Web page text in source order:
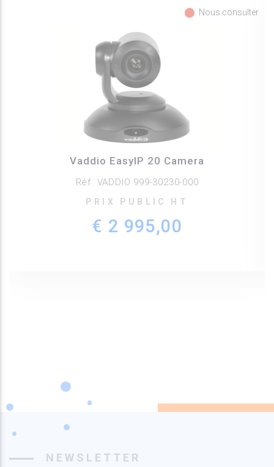
fiber_manual_record Nous consulter
Vaddio EasyIP 20 Camera
Réf. VADDIO 999-30230-000
PRIX PUBLIC HT
€ 2 995,00
NEWSLETTER